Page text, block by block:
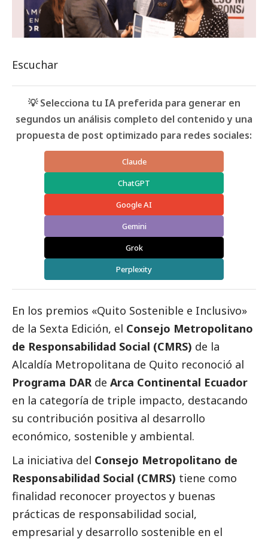
Escuchar
💡 Selecciona tu IA preferida para generar en
segundos un análisis completo del contenido y una
propuesta de post optimizado para redes sociales:
Claude
ChatGPT
Google AI
Gemini
Grok
Perplexity
En los premios «Quito Sostenible e Inclusivo»
de la Sexta Edición, el Consejo Metropolitano
de Responsabilidad Social (CMRS) de la
Alcaldía Metropolitana de Quito reconoció al
Programa DAR de Arca Continental Ecuador
en la categoría de triple impacto, destacando
su contribución positiva al desarrollo
económico, sostenible y ambiental.
La iniciativa del Consejo Metropolitano de
Responsabilidad Social (CMRS) tiene como
finalidad reconocer proyectos y buenas
prácticas de responsabilidad social,
empresarial y desarrollo sostenible en el